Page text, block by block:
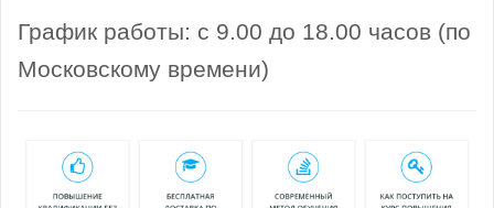
График работы: с 9.00 до 18.00 часов (по
Московскому времени)